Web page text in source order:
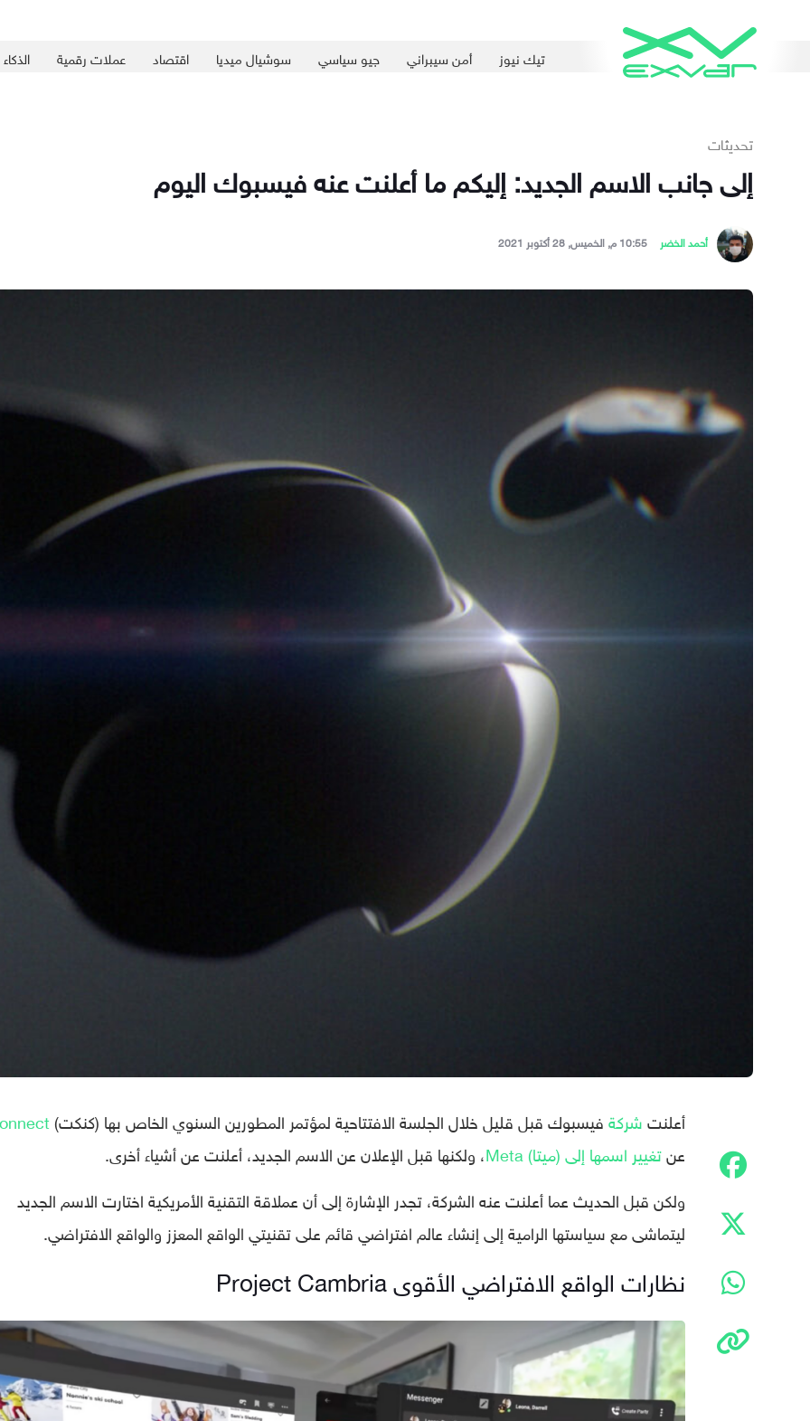
تيك نيوز أمن سيبراني جيو سياسي سوشيال ميديا اقتصاد عملات رقمية
تحديثات
إلى جانب الاسم الجديد: إليكم ما أعلنت عنه فيسبوك اليوم
أحمد الخضر 10:55 م, الخميس, 28 أكتوبر 2021
أعلنتشركةفيسبوك قبل قليل خلال الجلسة الافتتاحية لمؤتمر المطورين السنوي الخاص بها (كنكت)
عنتغيير اسمها إلى (ميتا) Meta
، ولكنها قبل الإعلان عن الاسم الجديد، أعلنت عن أشياء أخرى.
ولكن قبل الحديث عما أعلنت عنه الشركة، تجدر الإشارة إلى أن عملاقة التقنية الأمريكية اختارت الاسم الجديد
ليتماشى مع سياستها الرامية إلى إنشاء عالم افتراضي قائم على تقنيتي الواقع المعزز والواقع الافتراضي.
نظارات الواقع الافتراضي الأقوى Project Cambria